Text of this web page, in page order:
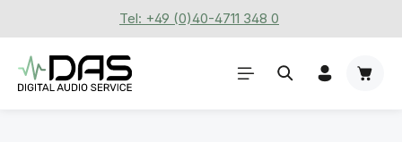
Zum Hauptinhalt springenTel: +49 (0)40-4711 348 0